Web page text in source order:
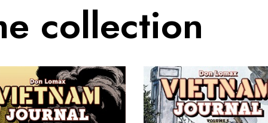
collection
Journal Vol. 6 : Bain de
Sang à Khe Sanh
Collection :
Vietnam Journal Vol. 5 –
L’Offensive du Têt
Collection :